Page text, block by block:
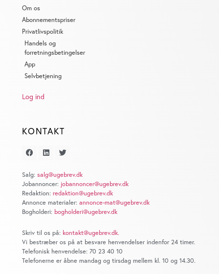
Om os
Abonnementspriser
Privatlivspolitik
Handels og
forretningsbetingelser
App
Selvbetjening
Log ind
KONTAKT
Salg: salg@ugebrev.dk
Jobannoncer: jobannoncer@ugebrev.dk
Redaktion: redaktion@ugebrev.dk
Annonce materialer: annonce-mat@ugebrev.dk
Bogholderi: bogholderi@ugebrev.dk
Skriv til os på: kontakt@ugebrev.dk.
Vi bestræber os på at besvare henvendelser indenfor 24 timer.
Telefonisk henvendelse: 70 23 40 10
Telefonerne er åbne mandag og tirsdag mellem kl. 10 og 14.30.